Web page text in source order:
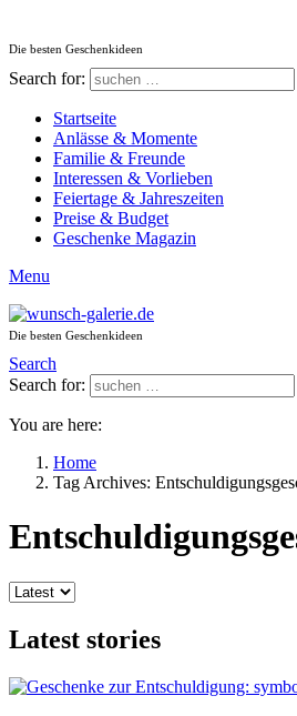
Die besten Geschenkideen
Search for:
Startseite
Anlässe & Momente
Familie & Freunde
Interessen & Vorlieben
Feiertage & Jahreszeiten
Preise & Budget
Geschenke Magazin
Menu
Die besten Geschenkideen
Search
Search for:
You are here:
Home
Tag Archives:
Latest stories